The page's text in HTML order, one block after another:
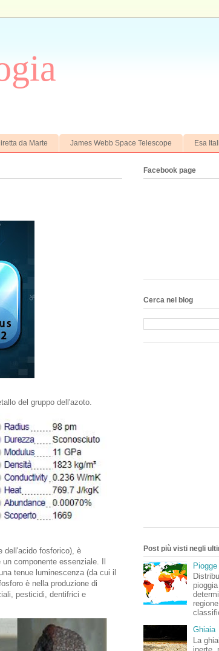
da Marte James Webb Space Telescope Esa
del gruppo dell'azoto.
dell'acido fosforico), è
componente essenziale. Il
tenue luminescenza (da cui il
è nella produzione di
pesticidi, dentifrici e
Facebook page
Cerca nel blog
Post più visti negli
Ghiaia
La